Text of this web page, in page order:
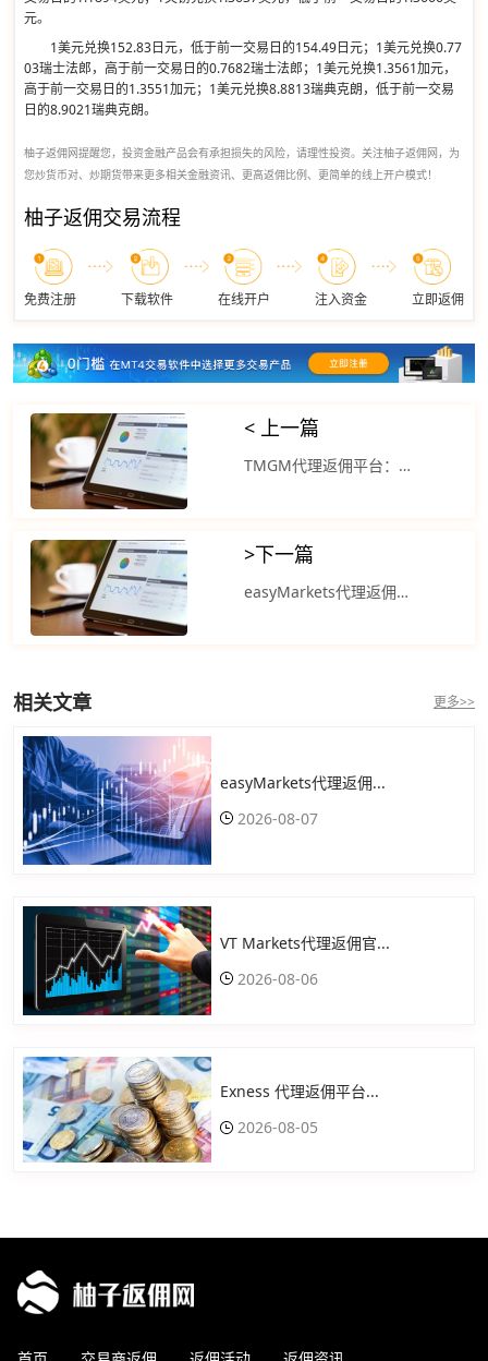
元。
1美元兑换152.83日元，低于前一交易日的154.49日元；1美元兑换0.77
03瑞士法郎，高于前一交易日的0.7682瑞士法郎；1美元兑换1.3561加元，
高于前一交易日的1.3551加元；1美元兑换8.8813瑞典克朗，低于前一交易
日的8.9021瑞典克朗。
柚子返佣网提醒您，投资金融产品会有承担损失的风险，请理性投资。关注柚子返佣网，为
您炒货币对、炒期货带来更多相关金融资讯、更高返佣比例、更简单的线上开户模式！
柚子返佣交易流程
免费注册 下载软件 在线开户 注入资金 立即返佣
< 上一篇
TMGM代理返佣平台：美元指数由亚盘时段的小幅走跌V形反弹
>下一篇
easyMarkets代理返佣平台：美元指数交投于97.80附近 主要非美货币对美元涨跌不一
相关文章 更多>>
easyMarkets代理返佣...
2026-08-07
VT Markets代理返佣官...
2026-08-06
Exness 代理返佣平台...
2026-08-05